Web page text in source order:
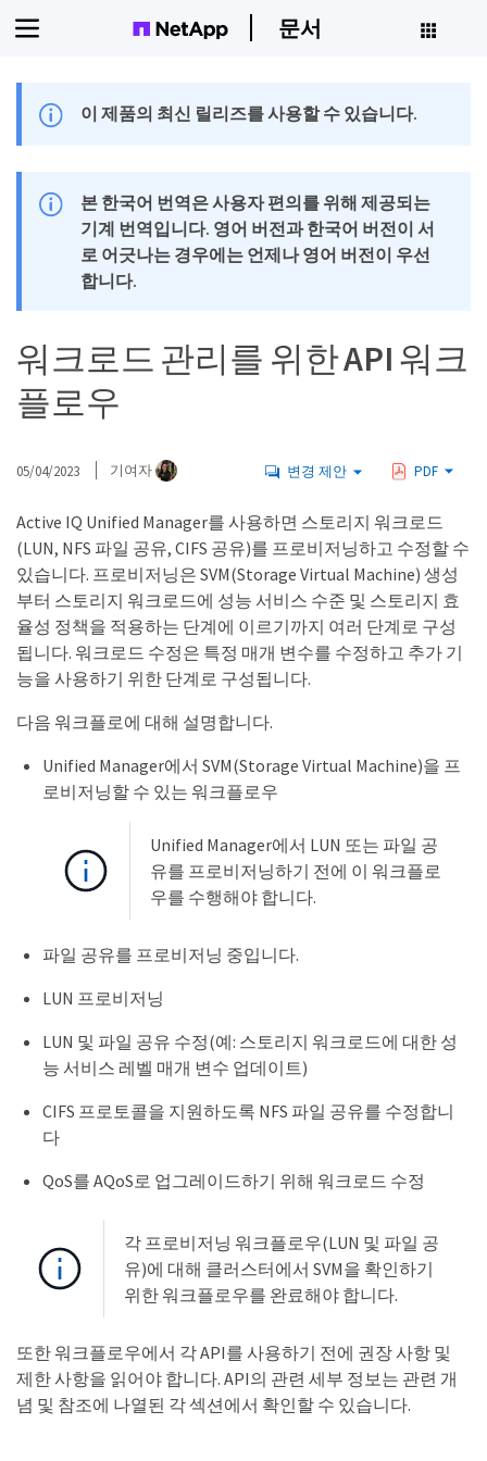
문서
이 제품의 최신 릴리즈를 사용할 수 있습니다.
본 한국어 번역은 사용자 편의를 위해 제공되는
기계 번역입니다. 영어 버전과 한국어 버전이 서
로 어긋나는 경우에는 언제나 영어 버전이 우선
합니다.
워크로드 관리를 위한 API 워크
플로우
05/04/2023 기여자 변경 제안 PDF
Active IQ Unified Manager를 사용하면 스토리지 워크로드
(LUN, NFS 파일 공유, CIFS 공유)를 프로비저닝하고 수정할 수
있습니다. 프로비저닝은 SVM(Storage Virtual Machine) 생성
부터 스토리지 워크로드에 성능 서비스 수준 및 스토리지 효
율성 정책을 적용하는 단계에 이르기까지 여러 단계로 구성
됩니다. 워크로드 수정은 특정 매개 변수를 수정하고 추가 기
능을 사용하기 위한 단계로 구성됩니다.
다음 워크플로에 대해 설명합니다.
Unified Manager에서 SVM(Storage Virtual Machine)을 프
로비저닝할 수 있는 워크플로우
Unified Manager에서 LUN 또는 파일 공
유를 프로비저닝하기 전에 이 워크플로
우를 수행해야 합니다.
파일 공유를 프로비저닝 중입니다.
LUN 프로비저닝
LUN 및 파일 공유 수정(예: 스토리지 워크로드에 대한 성
능 서비스 레벨 매개 변수 업데이트)
CIFS 프로토콜을 지원하도록 NFS 파일 공유를 수정합니
다
QoS를 AQoS로 업그레이드하기 위해 워크로드 수정
각 프로비저닝 워크플로우(LUN 및 파일 공
유)에 대해 클러스터에서 SVM을 확인하기
위한 워크플로우를 완료해야 합니다.
또한 워크플로우에서 각 API를 사용하기 전에 권장 사항 및
제한 사항을 읽어야 합니다. API의 관련 세부 정보는 관련 개
념 및 참조에 나열된 각 섹션에서 확인할 수 있습니다.